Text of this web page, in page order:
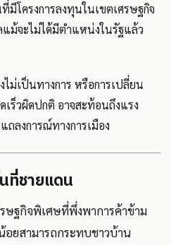
โครงการลงทุนในเขตเศรษฐกิจ
ม้จะไม่ได้มีตำแหน่งในรัฐแล้ว
ไม่เป็นทางการ หรือการเปลี่ยน
เร็วผิดปกติ อาจสะท้อนถึงแรง
ถลงการณ์ทางการเมือง
ที่ชายแดน
ฐกิจพิเศษที่พึ่งพาการค้าข้าม
อยสามารถกระทบชาวบ้าน